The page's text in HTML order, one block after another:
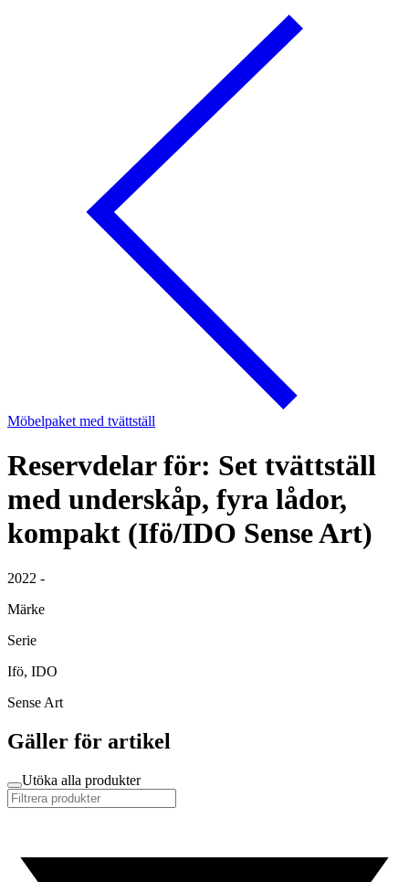
Möbelpaket med tvättställ
Reservdelar för: Set tvättställ
med underskåp, fyra lådor,
kompakt (Ifö/IDO Sense Art)
2022 -
Märke
Serie
Ifö, IDO
Sense Art
Gäller för artikel
Utöka alla produkter